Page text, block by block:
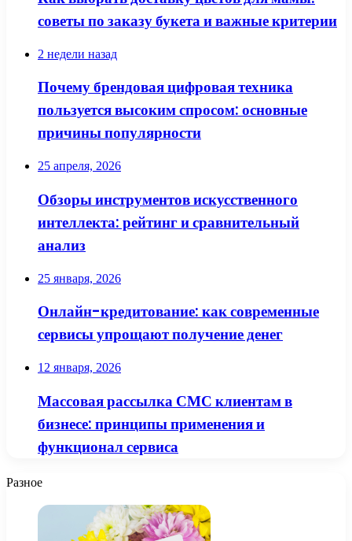
советы по заказу букета и важные критерии
2 недели назад
Почему брендовая цифровая техника
пользуется высоким спросом: основные
причины популярности
25 апреля, 2026
Обзоры инструментов искусственного
интеллекта: рейтинг и сравнительный
анализ
25 января, 2026
Онлайн-кредитование: как современные
сервисы упрощают получение денег
12 января, 2026
Массовая рассылка СМС клиентам в
бизнесе: принципы применения и
функционал сервиса
Разное